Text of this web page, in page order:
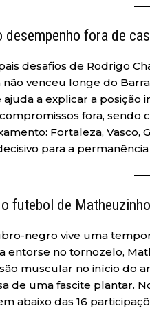
desempenho fora de
desafios de Rodrigo
não venceu longe do
a explicar a posição
fora, sendo
Fortaleza, Vasco,
para a permanência
futebol de Matheuzinho
negro vive uma
entorse no tornozelo,
muscular no início do
de uma fascite plantar.
abaixo das 16